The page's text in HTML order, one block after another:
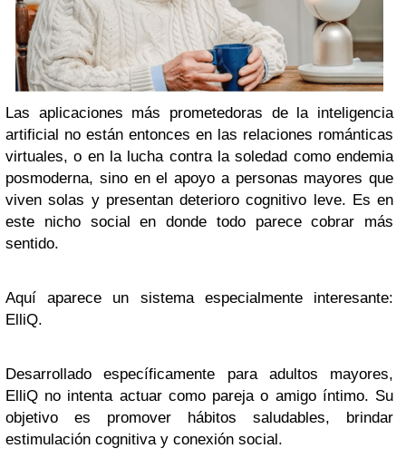
Las aplicaciones más prometedoras de la inteligencia
artificial no están entonces en las relaciones románticas
virtuales, o en la lucha contra la soledad como endemia
posmoderna, sino en el apoyo a personas mayores que
viven solas y presentan deterioro cognitivo leve. Es en
este nicho social en donde todo parece cobrar más
sentido.
Aquí aparece un sistema especialmente interesante:
ElliQ.
Desarrollado específicamente para adultos mayores,
ElliQ no intenta actuar como pareja o amigo íntimo. Su
objetivo es promover hábitos saludables, brindar
estimulación cognitiva y conexión social.